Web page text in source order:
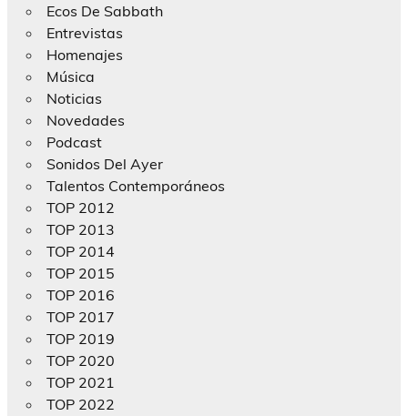
Ecos De Sabbath
Entrevistas
Homenajes
Música
Noticias
Novedades
Podcast
Sonidos Del Ayer
Talentos Contemporáneos
TOP 2012
TOP 2013
TOP 2014
TOP 2015
TOP 2016
TOP 2017
TOP 2019
TOP 2020
TOP 2021
TOP 2022